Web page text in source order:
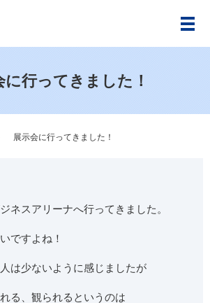
メ
に行ってきました！
展示会に行ってきました！
ネスアリーナへ行ってきました。
ですよね！
は少ないように感じましたが
る、観られるというのは